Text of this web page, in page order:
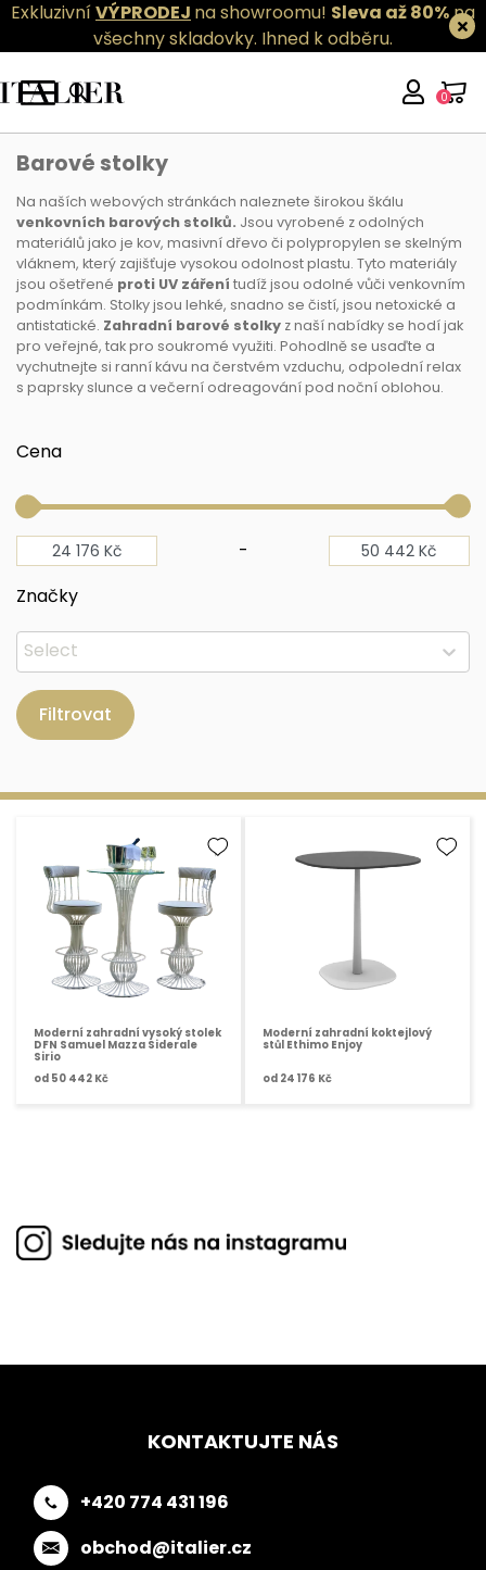
ExkluzivníVÝPRODEJ na showroomu! Sleva až 80%na
všechny skladovky. Ihned k odběru.
0
Barové stolky
Barové stolky
Na naších webových stránkách naleznete širokou škálu
venkovních barových stolků. Jsou vyrobené z odolných
materiálů jako je kov, masivní dřevo či polypropylen se skelným
vláknem, který zajišťuje vysokou odolnost plastu. Tyto materiály
jsou ošetřené proti UV záření tudíž jsou odolné vůči venkovním
podmínkám. Stolky jsou lehké, snadno se čistí, jsou netoxické a
antistatické. Zahradní barové stolky z naší nabídky se hodí jak
pro veřejné, tak pro soukromé využiti. Pohodlně se usaďte a
vychutnejte si ranní kávu na čerstvém vzduchu, odpolední relax
s paprsky slunce a večerní odreagování pod noční oblohou.
Cena
-
Značky
Filtrovat
Moderní zahradní vysoký stolek
DFN Samuel Mazza Siderale
Sirio
od 50 442 Kč
Moderní zahradní koktejlový
stůl Ethimo Enjoy
od 24 176 Kč
KONTAKTUJTE NÁS
+420 774 431 196
obchod@italier.cz